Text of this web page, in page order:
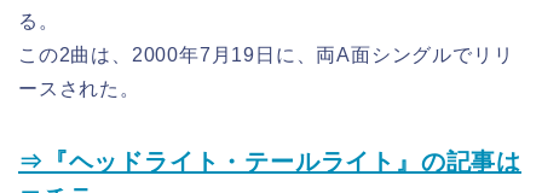
る。
この2曲は、2000年7月19日に、両A面シングルでリリ
ースされた。
⇒『ヘッドライト・テールライト』の記事は